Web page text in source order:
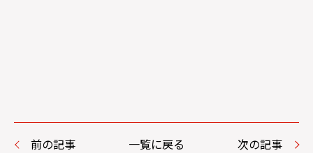
前の記事 一覧に戻る 次の記事